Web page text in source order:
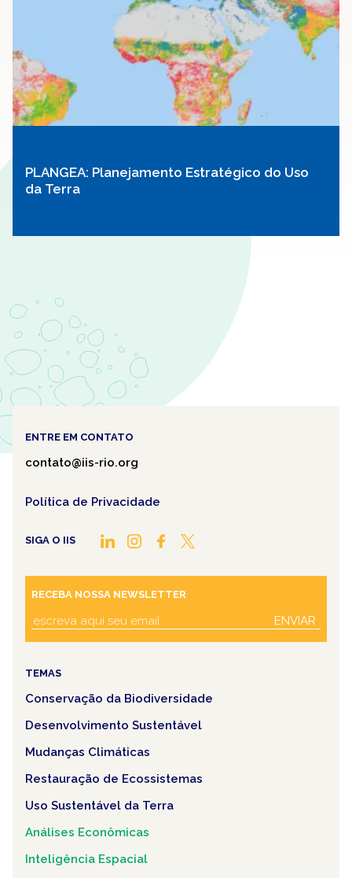
PLANGEA: Planejamento Estratégico do Uso
da Terra
ENTRE EM CONTATO
contato@iis-rio.org
Política de Privacidade
SIGA O IIS
RECEBA NOSSA NEWSLETTER
ENVIAR
TEMAS
Conservação da Biodiversidade
Desenvolvimento Sustentável
Mudanças Climáticas
Restauração de Ecossistemas
Uso Sustentável da Terra
Análises Econômicas
Inteligência Espacial